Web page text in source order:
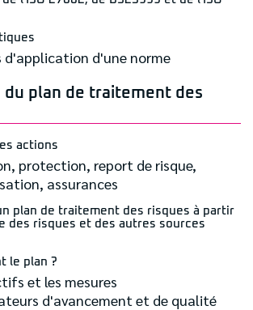
d'application d'une norme
du plan de traitement des
actions
protection, report de risque,
assurances
plan de traitement des risques à partir
des risques et des autres sources
le plan ?
et les mesures
d'avancement et de qualité